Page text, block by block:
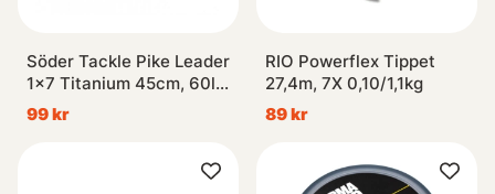
Söder Tackle Pike Leader
1x7 Titanium 45cm, 60lb
(1-pack)
99 kr
RIO Powerflex Tippet
27,4m, 7X 0,10/1,1kg
89 kr